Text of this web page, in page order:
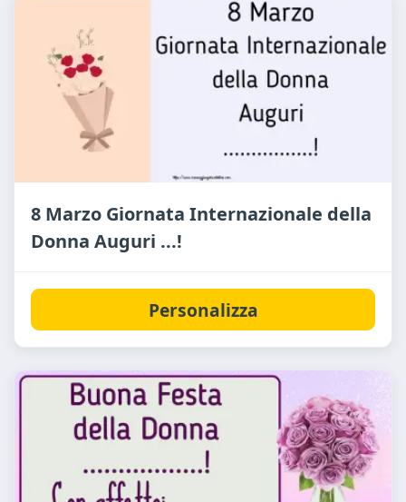
8 Marzo Giornata Internazionale della
Donna Auguri ...!
Personalizza